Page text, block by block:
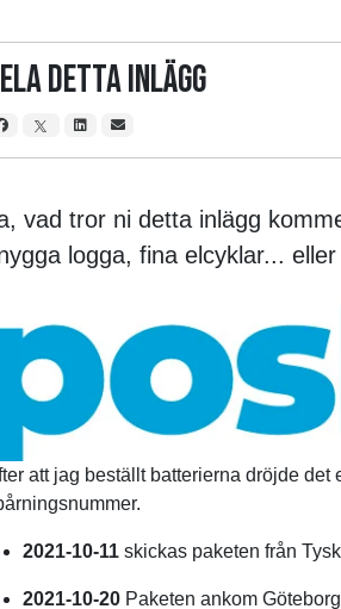
detta inlägg
vad tror ni detta inlägg
logga, fina elcyklar...
att jag beställt batterierna dröjde
2021-10-11 skickas paketen från
2021-10-20 Paketen ankom Göteborg